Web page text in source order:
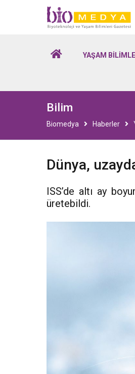
Biomedya -
YAŞAM
Bilim
Biomedya Haberler
Dünya,
ISS’de altı ay
üretebildi.